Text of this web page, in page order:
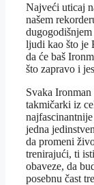
Najveći uticaj
našem
ljudi kao što je
da će baš
što zapravo i
Svaka
takmičarki iz
jedna
da promeni
trenirajući, ti
obaveze, da
posebnu čast